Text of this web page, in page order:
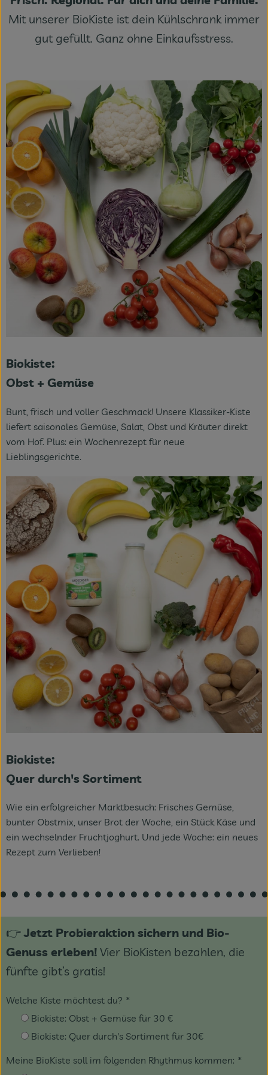
Fleisch & Fisch
Bäckerei
Süßes & Salziges
Getränke
Drogerie
Mit unserer BioKiste ist dein Kühlschrank immer
gut gefüllt. Ganz ohne Einkaufsstress.
Biokiste:
Obst + Gemüse
Bunt, frisch und voller Geschmack! Unsere Klassiker-Kiste
liefert saisonales Gemüse, Salat, Obst und Kräuter direkt
vom Hof. Plus: ein Wochenrezept für neue
Lieblingsgerichte.
Biokiste:
Quer durch's Sortiment
Wie ein erfolgreicher Marktbesuch: Frisches Gemüse,
bunter Obstmix, unser Brot der Woche, ein Stück Käse und
ein wechselnder Fruchtjoghurt. Und jede Woche: ein neues
Rezept zum Verlieben!
👉Jetzt Probieraktion sichern und Bio-
Genuss erleben!Vier BioKisten bezahlen, die
fünfte gibt’s gratis!
Welche Kiste möchtest du? *
Biokiste: Obst + Gemüse für 30 €
Biokiste: Quer durch's Sortiment für 30€
Meine BioKiste soll im folgenden Rhythmus kommen: *